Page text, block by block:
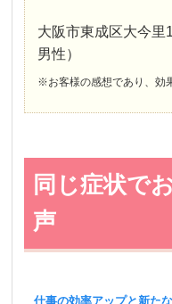
大阪市東成区大今
男性）
※お客様の感想であり、効
同じ症状で
声
仕事の効率アップと新た